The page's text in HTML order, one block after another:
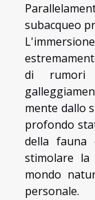
subacqueo
di rumori
mente dallo
profondo
della fauna
stimolare la
mondo
personale.